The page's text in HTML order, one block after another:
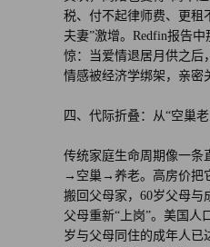
税、付不起律师费、更租
夫妻”激增。Redfin报告
惊：当爱情退居月供之后
情感被经济学绑架，亲密
四、代际折叠：从“空巢
传统家庭生命周期像一
→空巢→养老。高房价把
搬回父母家，60岁父母与
父母重新“上岗”。美国人
岁与父母同住的成年人已